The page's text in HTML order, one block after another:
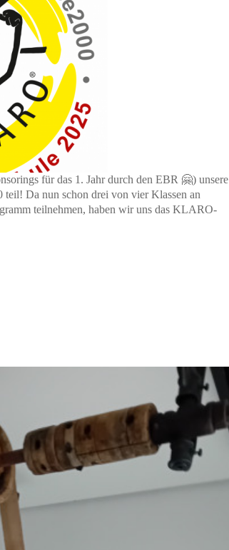
für das 1. Jahr durch den EBR 🤗) unsere
Da nun schon drei von vier Klassen an
teilnehmen, haben wir uns das KLARO-